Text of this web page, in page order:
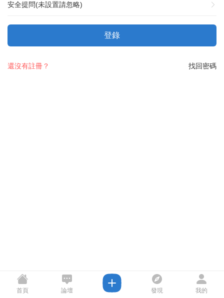
安全提問(未設置請忽略)
登錄
找回密碼
還沒有註冊？
首頁 論壇 發現 我的